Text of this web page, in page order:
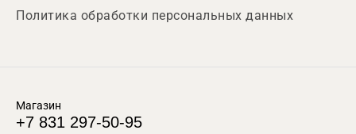
Политика обработки персональных данных
Магазин
+7 831 297-50-95